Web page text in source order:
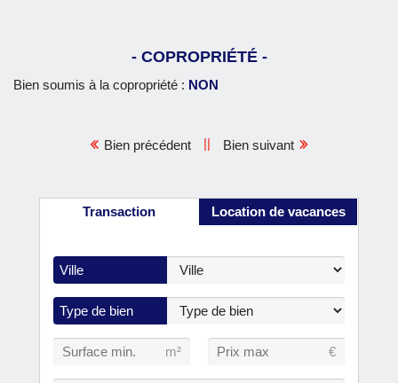
COPROPRIÉTÉ
Bien soumis à la copropriété : NON
Bien précédent || Bien suivant
Transaction Location de vacances
Ville
Type de bien